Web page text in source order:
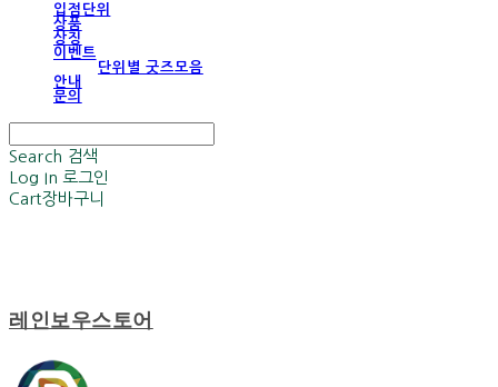
입점단위
상품
상징
이벤트
단위별 굿즈모음
안내
문의
Search 검색
Log In 로그인
Cart장바구니
레인보우스토어